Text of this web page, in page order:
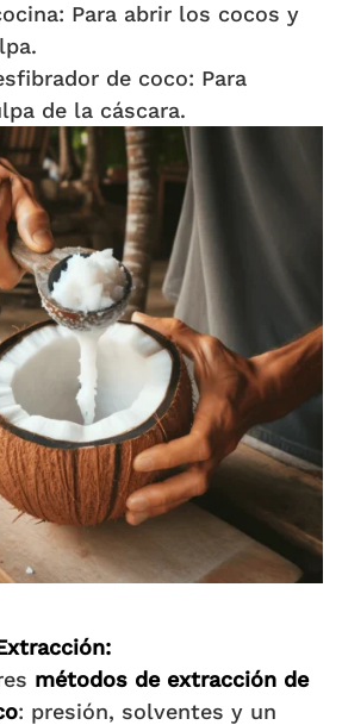
Para abrir los cocos y
de coco: Para
de la cáscara.
:
métodos de extracción de
: presión, solventes y un